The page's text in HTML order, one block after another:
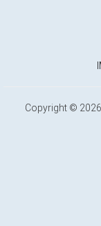
Copyright ©